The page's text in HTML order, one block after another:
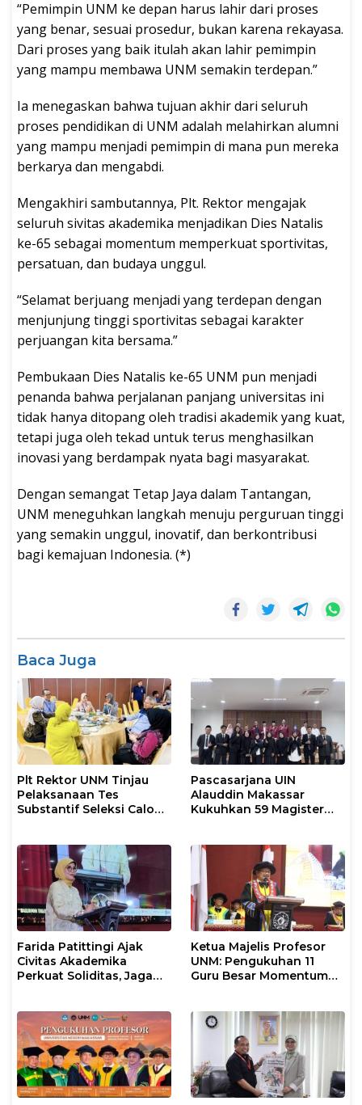
“Pemimpin UNM ke depan harus lahir dari proses
yang benar, sesuai prosedur, bukan karena rekayasa.
Dari proses yang baik itulah akan lahir pemimpin
yang mampu membawa UNM semakin terdepan.”
Ia menegaskan bahwa tujuan akhir dari seluruh
proses pendidikan di UNM adalah melahirkan alumni
yang mampu menjadi pemimpin di mana pun mereka
berkarya dan mengabdi.
Mengakhiri sambutannya, Plt. Rektor mengajak
seluruh sivitas akademika menjadikan Dies Natalis
ke-65 sebagai momentum memperkuat sportivitas,
persatuan, dan budaya unggul.
“Selamat berjuang menjadi yang terdepan dengan
menjunjung tinggi sportivitas sebagai karakter
perjuangan kita bersama.”
Pembukaan Dies Natalis ke-65 UNM pun menjadi
penanda bahwa perjalanan panjang universitas ini
tidak hanya ditopang oleh tradisi akademik yang kuat,
tetapi juga oleh tekad untuk terus menghasilkan
inovasi yang berdampak nyata bagi masyarakat.
Dengan semangat Tetap Jaya dalam Tantangan,
UNM meneguhkan langkah menuju perguruan tinggi
yang semakin unggul, inovatif, dan berkontribusi
bagi kemajuan Indonesia. (*)
Baca Juga
Plt Rektor UNM Tinjau
Pelaksanaan Tes
Substantif Seleksi Calon
Pascasarjana UIN
Alauddin Makassar
Kukuhkan 59 Magister
Farida Patittingi Ajak
Civitas Akademika
Perkuat Soliditas, Jaga
Ketua Majelis Profesor
UNM: Pengukuhan 11
Guru Besar Momentum